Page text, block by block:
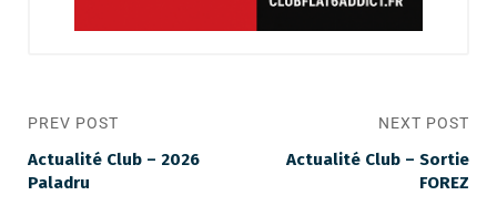
PREV POST
Actualité Club – 2026
Paladru
NEXT POST
Actualité Club – Sortie
FOREZ